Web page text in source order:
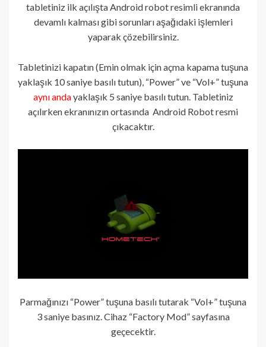
tabletiniz ilk açılışta Android robot resimli ekranında
devamlı kalması gibi sorunları aşağıdaki işlemleri
yaparak çözebilirsiniz.
Tabletinizi kapatın (Emin olmak için açma kapama tuşuna
yaklaşık 10 saniye basılı tutun), “Power” ve “Vol+” tuşuna
aynı andayaklaşık 5 saniye basılı tutun. Tabletiniz
açılırken ekranınızın ortasında Android Robot resmi
çıkacaktır.
Parmağınızı “Power” tuşuna basılı tutarak “Vol+” tuşuna
3 saniye basınız. Cihaz “Factory Mod” sayfasına
geçecektir.